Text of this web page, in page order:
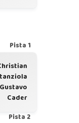
Pista 1
Gustavo
Cader
Pista 2